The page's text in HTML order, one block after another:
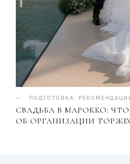
ПОДГОТОВКА.
СВАДЬБА В МАРОККО:
ОБ ОРГАНИЗАЦИИ